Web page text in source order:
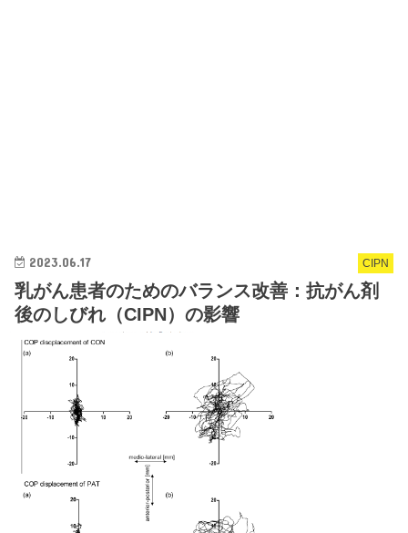
CIPN
2023.06.17
乳がん患者のためのバランス改善：抗がん剤
後のしびれ（CIPN）の影響